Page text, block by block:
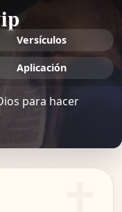
Versículos
Aplicación
para hacer